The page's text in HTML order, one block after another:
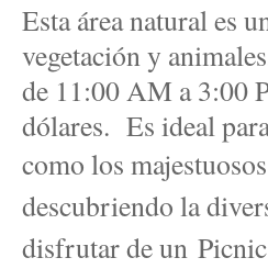
Esta área natural es
vegetación y
de 11:00 AM a 3:00
dólares. Es ideal
como los
descubriendo la
disfrutar de un